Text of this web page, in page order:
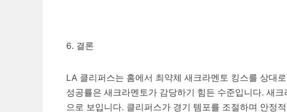
6. 결론
LA 클리퍼스는 홈에서 최약체 새크라멘토 킹스를 상대
성공률은 새크라멘토가 감당하기 힘든 수준입니다. 새
으로 보입니다. 클리퍼스가 경기 템포를 조절하며 안정